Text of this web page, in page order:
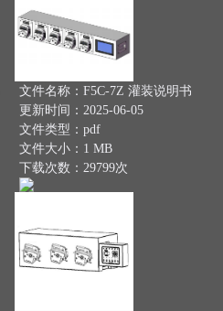
文件名称：F5C-7Z 灌装说明书
更新时间：2025-06-05
文件类型：pdf
文件大小：1 MB
下载次数：29799次